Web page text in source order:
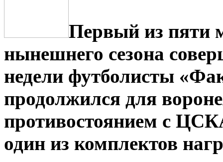
Первый из пяти
нынешнего сезона
недели футболисты
продолжился для
противостоянием с
один из комплектов